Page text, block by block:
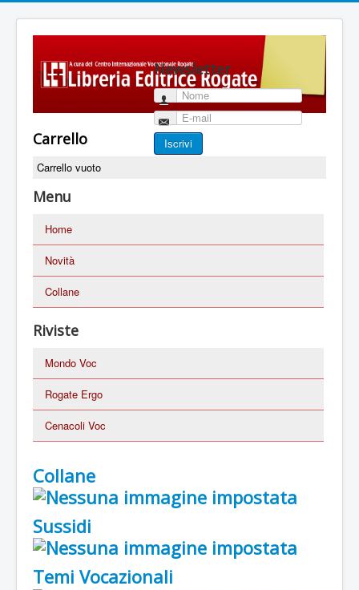
Newsletter
Nome
E-mail
Iscrivi
Carrello
Carrello vuoto
Menu
Home
Novità
Collane
Riviste
Mondo Voc
Rogate Ergo
Cenacoli Voc
Collane
Sussidi
Temi Vocazionali